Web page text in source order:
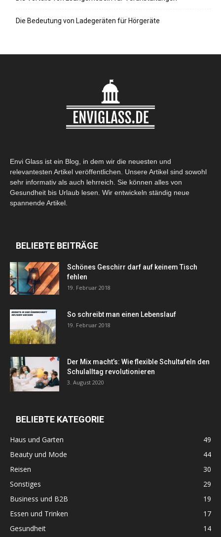
Die Bedeutung von Ladegeräten für Hörgeräte
Envi Glass ist ein Blog, in dem wir die neuesten und
relevantesten Artikel veröffentlichen. Unsere Artikel sind sowohl
sehr informativ als auch lehrreich. Sie können alles von
Gesundheit bis Urlaub lesen. Wir entwickeln ständig neue
spannende Artikel.
BELIEBTE BEITRÄGE
Schönes Geschirr darf auf keinem Tisch
fehlen
19. Februar 2018
So schreibt man einen Lebenslauf
19. Februar 2018
Der Mix macht’s: Wie flexible Schultafeln den
Schulalltag revolutionieren
3. August 2020
BELIEBTE KATEGORIE
Haus und Garten
49
Beauty und Mode
44
Reisen
30
Sonstiges
29
Business und B2B
19
Essen und Trinken
17
Gesundheit
14